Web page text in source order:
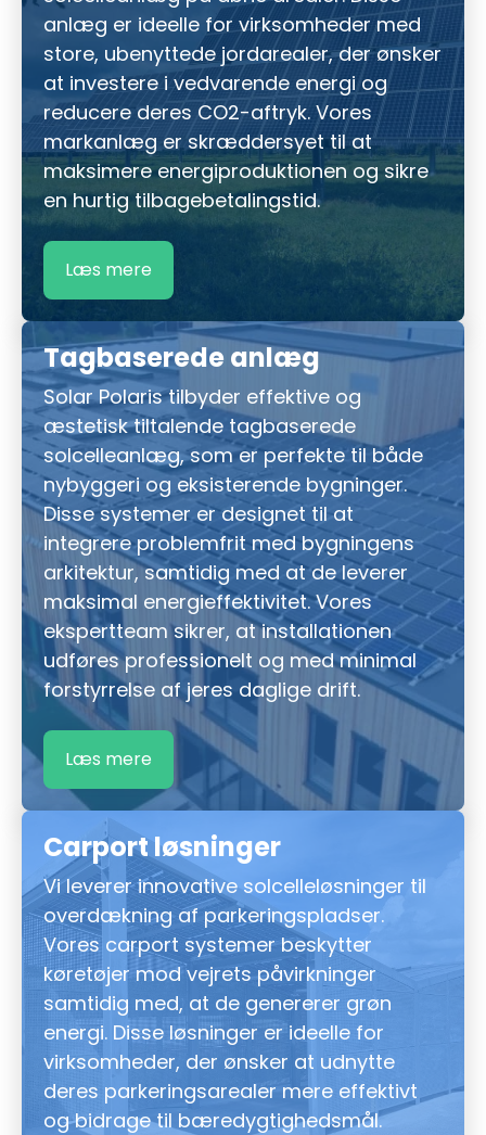
anlæg er ideelle for virksomheder med
store, ubenyttede jordarealer, der ønsker
at investere i vedvarende energi og
reducere deres CO2-aftryk. Vores
markanlæg er skræddersyet til at
maksimere energiproduktionen og sikre
en hurtig tilbagebetalingstid.
Læs mere
Tagbaserede anlæg
Solar Polaris tilbyder effektive og
æstetisk tiltalende tagbaserede
solcelleanlæg, som er perfekte til både
nybyggeri og eksisterende bygninger.
Disse systemer er designet til at
integrere problemfrit med bygningens
arkitektur, samtidig med at de leverer
maksimal energieffektivitet. Vores
ekspertteam sikrer, at installationen
udføres professionelt og med minimal
forstyrrelse af jeres daglige drift.
Læs mere
Carport løsninger
Vi leverer innovative solcelleløsninger til
overdækning af parkeringspladser.
Vores carport systemer beskytter
køretøjer mod vejrets påvirkninger
samtidig med, at de genererer grøn
energi. Disse løsninger er ideelle for
virksomheder, der ønsker at udnytte
deres parkeringsarealer mere effektivt
og bidrage til bæredygtighedsmål.